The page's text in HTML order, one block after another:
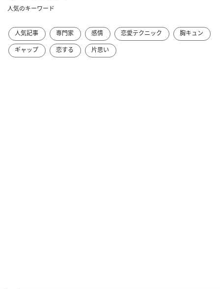
人気のキーワード
人気記事 専門家 感情 恋愛テクニック
胸キュン
ギャップ
恋する 片思い